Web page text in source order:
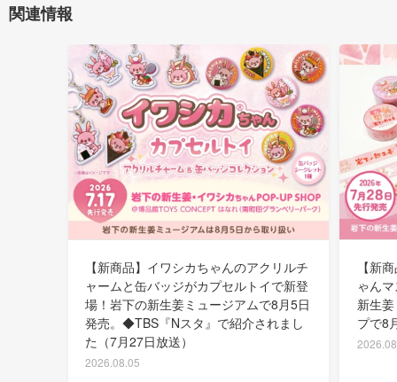
関連情報
【新商品】イワシカちゃんのアクリルチ
ャームと缶バッジがカプセルトイで新登
場！岩下の新生姜ミュージアムで8月5日
発売。◆TBS『Nスタ』で紹介されまし
た（7月27日放送）
2026.08.05
【新
ゃん
新生
プで8